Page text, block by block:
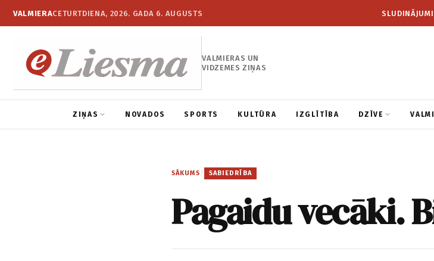
VALMIERACETURTDIENA, 2026. GADA 6. AUGUSTS
VALMIERAS UN
VIDZEMES ZIŅAS
ZIŅAS NOVADOS SPORTS KULTŪRA IZGLĪTĪBA DZĪVE
SĀKUMS / SABIEDRĪBA
Pagaidu vecāki.